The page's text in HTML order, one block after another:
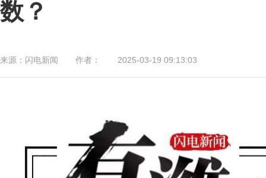
数？
来源： 闪电新闻 作者： 2025-03-19 09:13:03